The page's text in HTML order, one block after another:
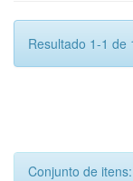
Resultado 1-1 de
Conjunto de itens: